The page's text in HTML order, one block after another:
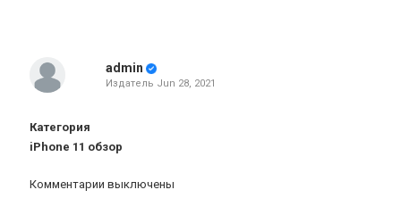
admin
Издатель Jun 28, 2021
Категория
iPhone 11 обзор
Комментарии выключены